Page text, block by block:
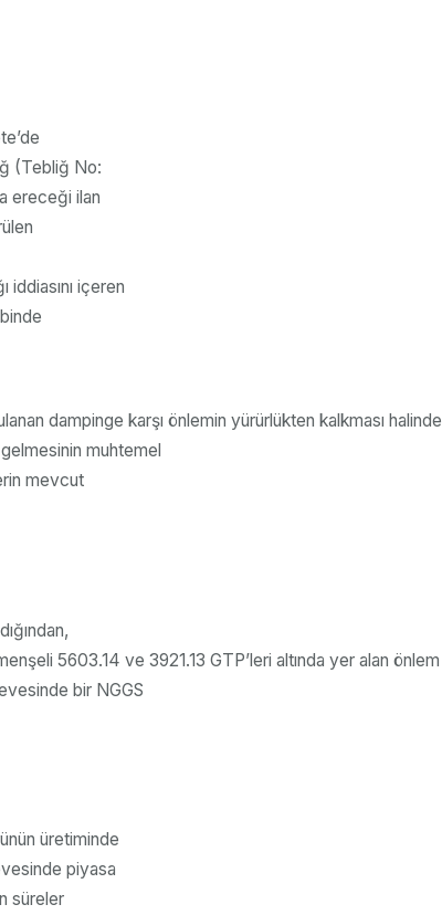
(Tebliğ No:
ereceği ilan
içeren
dampinge karşı önlemin yürürlükten kalkması halinde
muhtemel
mevcut
5603.14 ve 3921.13 GTP’leri altında yer alan önlem
bir NGGS
üretiminde
piyasa
süreler